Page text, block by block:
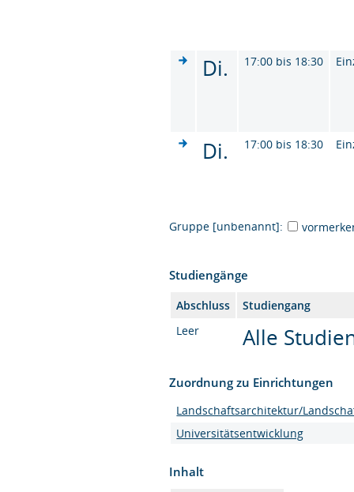
Di. 17:00 bis 18:30
Di. 17:00 bis 18:30
Gruppe [unbenannt]:
Studiengänge
Abschluss
Studiengang
Leer
Alle
Zuordnung zu Einrichtungen
Landschaftsarchitektur/
Universitätsentwicklung
Inhalt